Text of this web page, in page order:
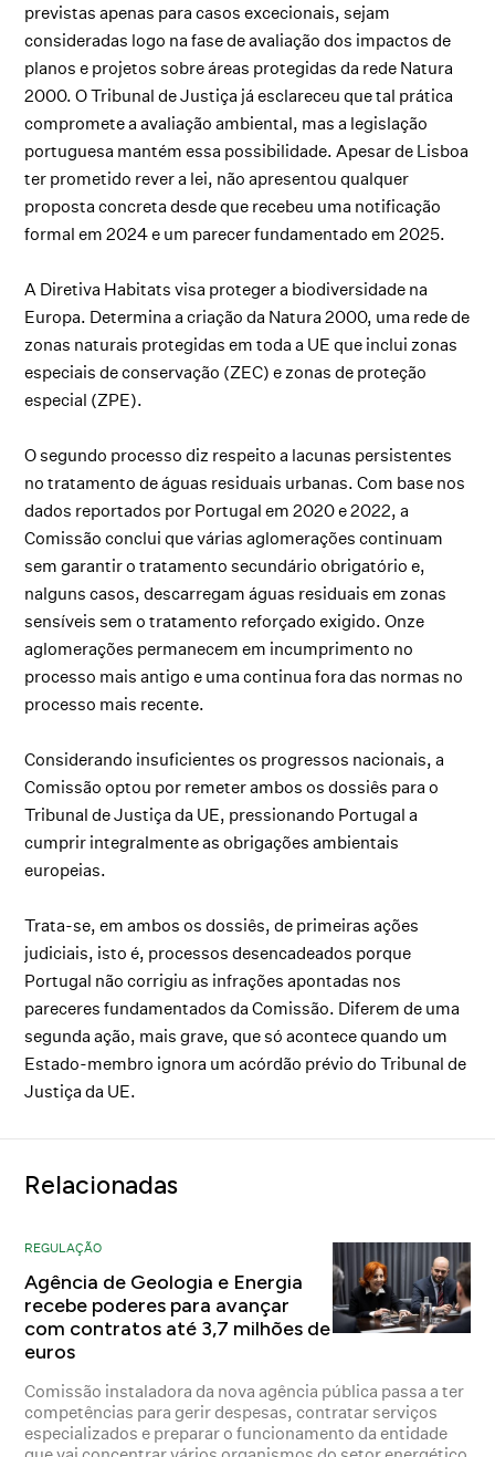
previstas apenas para casos excecionais, sejam
consideradas logo na fase de avaliação dos impactos de
planos e projetos sobre áreas protegidas da rede Natura
2000. O Tribunal de Justiça já esclareceu que tal prática
compromete a avaliação ambiental, mas a legislação
portuguesa mantém essa possibilidade. Apesar de Lisboa
ter prometido rever a lei, não apresentou qualquer
proposta concreta desde que recebeu uma notificação
formal em 2024 e um parecer fundamentado em 2025.
A Diretiva Habitats visa proteger a biodiversidade na
Europa. Determina a criação da Natura 2000, uma rede de
zonas naturais protegidas em toda a UE que inclui zonas
especiais de conservação (ZEC) e zonas de proteção
especial (ZPE).
O segundo processo diz respeito a lacunas persistentes
no tratamento de águas residuais urbanas. Com base nos
dados reportados por Portugal em 2020 e 2022, a
Comissão conclui que várias aglomerações continuam
sem garantir o tratamento secundário obrigatório e,
nalguns casos, descarregam águas residuais em zonas
sensíveis sem o tratamento reforçado exigido. Onze
aglomerações permanecem em incumprimento no
processo mais antigo e uma continua fora das normas no
processo mais recente.
Considerando insuficientes os progressos nacionais, a
Comissão optou por remeter ambos os dossiês para o
Tribunal de Justiça da UE, pressionando Portugal a
cumprir integralmente as obrigações ambientais
europeias.
Trata-se, em ambos os dossiês, de primeiras ações
judiciais, isto é, processos desencadeados porque
Portugal não corrigiu as infrações apontadas nos
pareceres fundamentados da Comissão. Diferem de uma
segunda ação, mais grave, que só acontece quando um
Estado-membro ignora um acórdão prévio do Tribunal de
Justiça da UE.
Relacionadas
REGULAÇÃO
Agência de Geologia e Energia
recebe poderes para avançar
com contratos até 3,7 milhões de
euros
Comissão instaladora da nova agência pública passa a ter
competências para gerir despesas, contratar serviços
especializados e preparar o funcionamento da entidade